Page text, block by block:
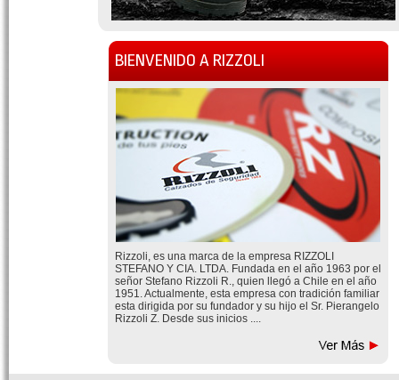
BIENVENIDO A RIZZOLI
Rizzoli, es una marca de la empresa RIZZOLI
STEFANO Y CIA. LTDA. Fundada en el año 1963 por el
señor Stefano Rizzoli R., quien llegó a Chile en el año
1951. Actualmente, esta empresa con tradición familiar
esta dirigida por su fundador y su hijo el Sr. Pierangelo
Rizzoli Z. Desde sus inicios ....